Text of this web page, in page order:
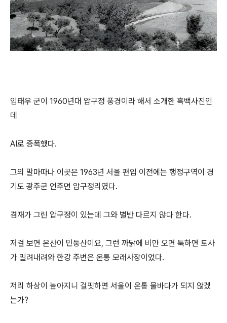
임태우 군이 1960년대 압구정 풍경이라 해서 소개한 흑백사진인
데
AI로 증폭했다.
그의 말마따나 이곳은 1963년 서울 편입 이전에는 행정구역이 경
기도 광주군 언주면 압구정리였다.
겸재가 그린 압구정이 있는데 그와 별반 다르지 않다 한다.
저걸 보면 온산이 민둥산이요, 그런 까닭에 비만 오면 툭하면 토사
가 밀려내려와 한강 주변은 온통 모래사장이었다.
저리 하상이 높아지니 걸핏하면 서울이 온통 물바다가 되지 않겠
는가?